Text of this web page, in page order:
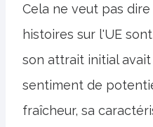
Cela ne veut pas
histoires sur l'UE
son attrait initial
sentiment de
fraîcheur, sa